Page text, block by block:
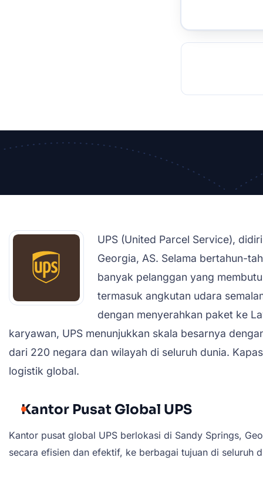
UPS (United Parcel Service),
Georgia, AS. Selama bertahun-
banyak pelanggan yang
termasuk angkutan udara
dengan menyerahkan paket ke
karyawan, UPS menunjukkan skala besarnya
dari 220 negara dan wilayah di seluruh dunia.
logistik global.
Kantor Pusat Global UPS
Kantor pusat global UPS berlokasi di Sandy Springs,
secara efisien dan efektif, ke berbagai tujuan di seluruh